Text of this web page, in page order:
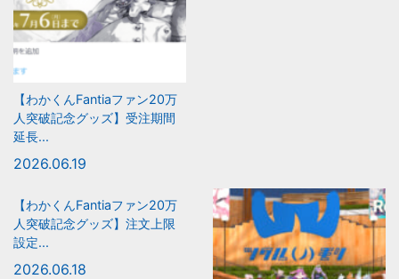
【わかくんFantiaファン20万
人突破記念グッズ】受注期間
延長...
2026.06.19
【わかくんFantiaファン20万
人突破記念グッズ】注文上限
設定...
2026.06.18